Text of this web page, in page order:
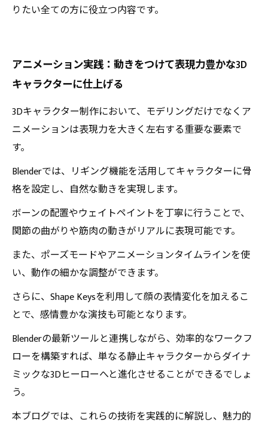
りたい全ての方に役立つ内容です。
アニメーション実践：動きをつけて表現力豊かな3D
キャラクターに仕上げる
3Dキャラクター制作において、モデリングだけでなくア
ニメーションは表現力を大きく左右する重要な要素で
す。
Blenderでは、リギング機能を活用してキャラクターに骨
格を設定し、自然な動きを実現します。
ボーンの配置やウェイトペイントを丁寧に行うことで、
関節の曲がりや筋肉の動きがリアルに表現可能です。
また、ポーズモードやアニメーションタイムラインを使
い、動作の細かな調整ができます。
さらに、Shape Keysを利用して顔の表情変化を加えるこ
とで、感情豊かな演技も可能となります。
Blenderの最新ツールと連携しながら、効率的なワークフ
ローを構築すれば、単なる静止キャラクターからダイナ
ミックな3Dヒーローへと進化させることができるでしょ
う。
本ブログでは、これらの技術を実践的に解説し、魅力的